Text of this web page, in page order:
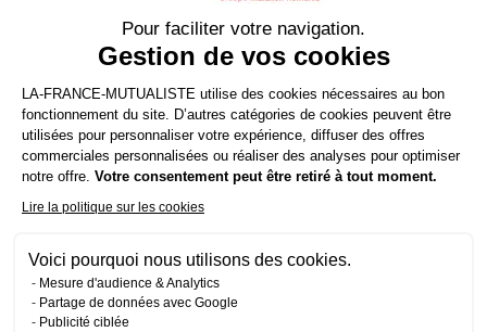
Pour faciliter votre navigation.
Gestion de vos cookies
Plateforme de Gestion du
LA-FRANCE-MUTUALISTE utilise des cookies nécessaires au bon
fonctionnement du site. D’autres catégories de cookies peuvent être
utilisées pour personnaliser votre expérience, diffuser des offres
commerciales personnalisées ou réaliser des analyses pour optimiser
notre offre. Votre consentement peut être retiré à tout moment.
Lire la politique sur les cookies
Voici pourquoi nous utilisons des cookies.
Mesure d'audience & Analytics
Partage de données avec Google
Publicité ciblée
Axeptio consent
de La France Mutualiste ; elles sont conservées pendant une
durée limitée qui n’excède pas la durée nécessaire aux
finalités de collecte et ne sont pas transférées en dehors de
l’Union européenne.
Vous bénéficiez d'un droit d'accès, de rectification,
d'opposition, d'un droit à la portabilité des données ainsi que
d'un droit à la limitation des traitements.Ces droits peuvent
être exercés en adressant un courriel
adressant un courrier, précisant vos coordonnées, sous pli
non affranchi à La France Mutualiste, Délégué à la protection
des données, Autorisation 77827, 92089 LA DEFENSE Cedex,